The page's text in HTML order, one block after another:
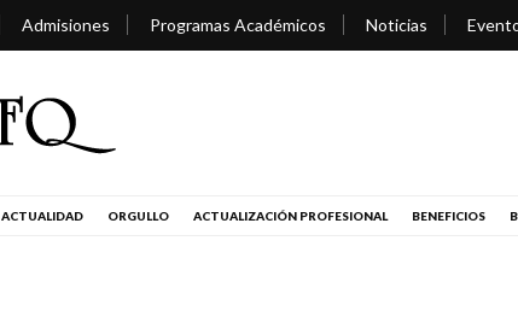
Admisiones Programas Académicos Noticias
ACTUALIDAD ORGULLO ACTUALIZACIÓN PROFESIONAL BENEFICIOS